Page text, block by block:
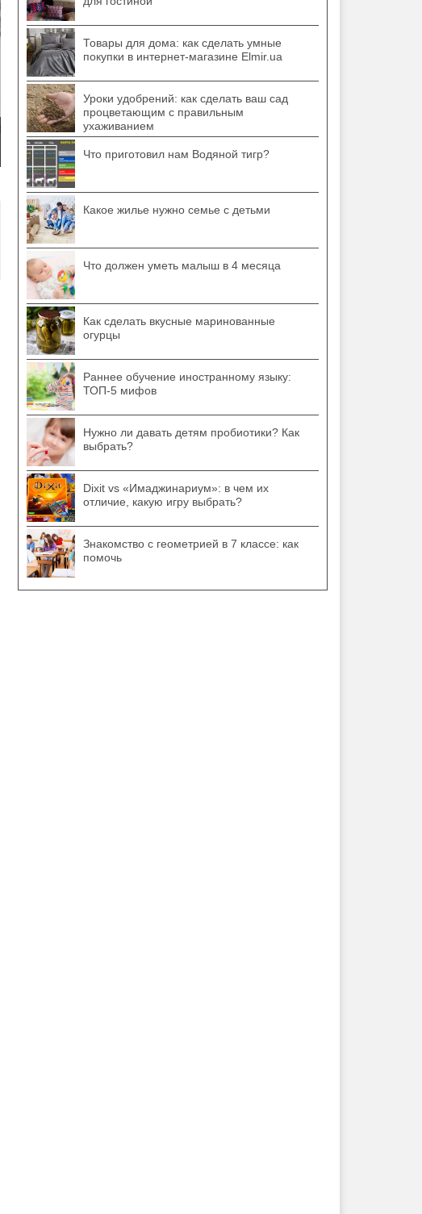
Товары для дома: как сделать умные
покупки в интернет-магазине Elmir.ua
Уроки удобрений: как сделать ваш сад
процветающим с правильным
ухаживанием
Что приготовил нам Водяной тигр?
Какое жилье нужно семье с детьми
Что должен уметь малыш в 4 месяца
Как сделать вкусные маринованные
огурцы
Раннее обучение иностранному языку:
ТОП-5 мифов
Нужно ли давать детям пробиотики? Как
выбрать?
Dixit vs «Имаджинариум»: в чем их
отличие, какую игру выбрать?
Знакомство с геометрией в 7 классе: как
помочь